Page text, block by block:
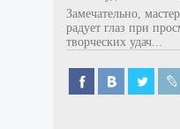
Замечательно,
радует глаз при
творческих удач...